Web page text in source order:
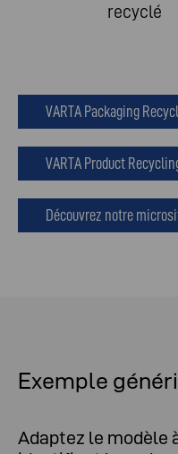
recyclé
VARTA Packaging
VARTA Product
Découvrez notre
Exemple
Adaptez le modèle